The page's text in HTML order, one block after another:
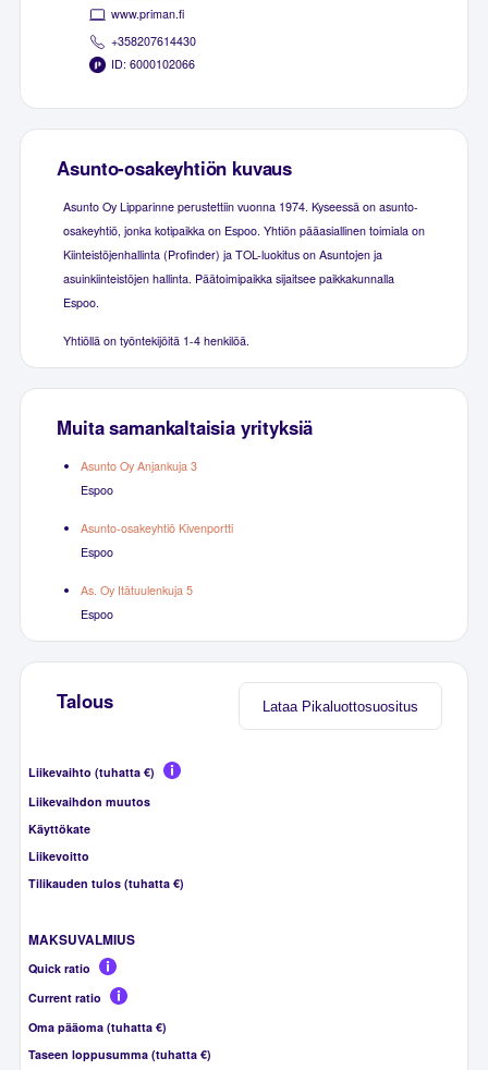
www.priman.fi
+358207614430
ID: 6000102066
Asunto-osakeyhtiön kuvaus
Asunto Oy Lipparinne perustettiin vuonna 1974. Kyseessä on asunto-
osakeyhtiö, jonka kotipaikka on Espoo. Yhtiön pääasiallinen toimiala on
Kiinteistöjenhallinta (Profinder) ja TOL-luokitus on Asuntojen ja
asuinkiinteistöjen hallinta. Päätoimipaikka sijaitsee paikkakunnalla
Espoo.
Yhtiöllä on työntekijöitä 1-4 henkilöä.
Muita samankaltaisia yrityksiä
Asunto Oy Anjankuja 3
Espoo
Asunto-osakeyhtiö Kivenportti
Espoo
As. Oy Itätuulenkuja 5
Espoo
Lataa Pikaluottosuositus
Talous
Liikevaihto (tuhatta €)
Liikevaihdon muutos
Käyttökate
Liikevoitto
Tilikauden tulos (tuhatta €)
MAKSUVALMIUS
Quick ratio
Current ratio
Oma pääoma (tuhatta €)
Taseen loppusumma (tuhatta €)